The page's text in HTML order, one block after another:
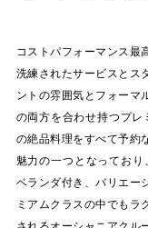
コストパフォーマンス最
洗練されたサービスとス
ントの雰囲気とフォーマ
の両方を合わせ持つプ
の絶品料理をすべて予約
魅力の一つとなってお
ベランダ付き、バリエー
ミアムクラスの中でもラ